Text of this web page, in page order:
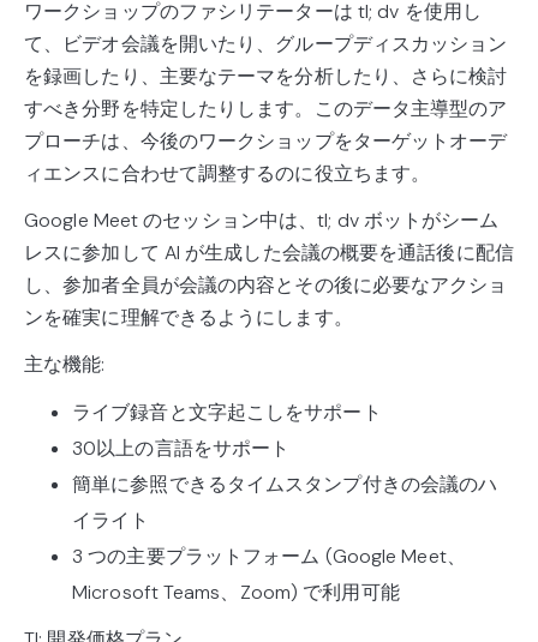
ワークショップのファシリテーターは tl; dv を使用し
て、ビデオ会議を開いたり、グループディスカッション
を録画したり、主要なテーマを分析したり、さらに検討
すべき分野を特定したりします。このデータ主導型のア
プローチは、今後のワークショップをターゲットオーデ
ィエンスに合わせて調整するのに役立ちます。
Google Meet のセッション中は、tl; dv ボットがシーム
レスに参加して AI が生成した会議の概要を通話後に配信
し、参加者全員が会議の内容とその後に必要なアクショ
ンを確実に理解できるようにします。
主な機能:
ライブ録音と文字起こしをサポート
30以上の言語をサポート
簡単に参照できるタイムスタンプ付きの会議のハ
イライト
3 つの主要プラットフォーム (Google Meet、
Microsoft Teams、Zoom) で利用可能